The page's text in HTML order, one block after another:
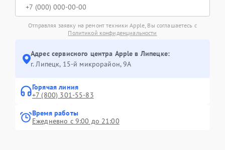
Отправляя заявку на ремонт техники Apple, Вы соглашаетесь с
Политикой конфиденциальности
Адрес сервисного центра Apple в Липецке:
г. Липецк, 15-й микрорайон, 9А
Горячая линия
+7 (800) 301-55-83
Время работы
Ежедневно с 9:00 до 21:00